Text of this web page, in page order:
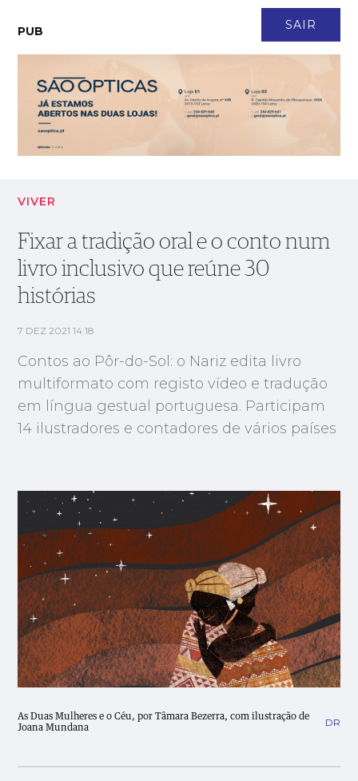
SAIR
PUB
Fixar a tradição oral e o conto num livro inclusivo que reúne
30 histórias
VIVER
Fixar a tradição oral e o conto num
livro inclusivo que reúne 30
histórias
7 DEZ 2021 14:18
Contos ao Pôr-do-Sol: o Nariz edita livro
multiformato com registo vídeo e tradução
em língua gestual portuguesa. Participam
14 ilustradores e contadores de vários países
As Duas Mulheres e o Céu, por Tâmara Bezerra, com ilustração de
Joana Mundana
DR